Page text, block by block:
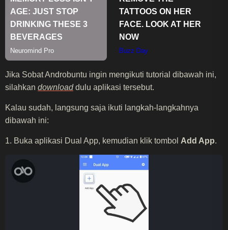
Jika Sobat Androbuntu ingin mengikuti tutorial dibawah ini,
silahkan downloaddulu aplikasi tersebut.
Kalau sudah, langsung saja ikuti langkah-langkahnya
dibawah ini:
1. Buka aplikasi Dual App, kemudian klik tombol Add App.